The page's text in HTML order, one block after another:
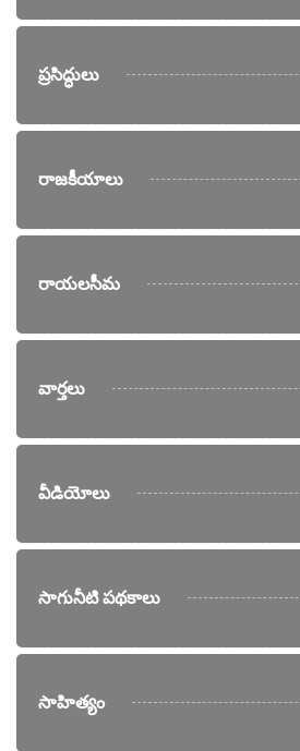
ప్రసిద్ధులు
రాజకీయాలు
రాయలసీమ
వార్తలు
వీడియోలు
సాగునీటి పథకాలు
సాహిత్యం